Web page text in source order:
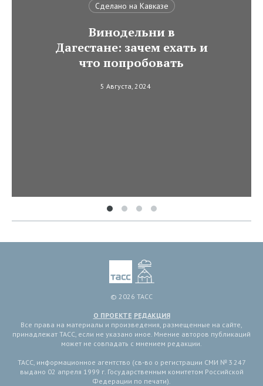
Сделано на Кавказе
Винодельни в
Дагестане: зачем ехать и
что попробовать
5 Августа, 2024
© 2026 ТАСС
О ПРОЕКТЕ РЕДАКЦИЯ
Все права на материалы и произведения, размещенные на сайте,
принадлежат ТАСС, если не указано иное. Мнение авторов публикаций
может не совпадать с мнением редакции.
ТАСС, информационное агентство (св-во о регистрации СМИ № 3 247
выдано 02 апреля 1999 г. Государственным комитетом Российской
Федерации по печати).